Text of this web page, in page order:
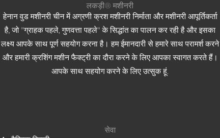
लकड़ी® मशीनरी
हेनान वुड मशीनरी चीन में अग्रणी क्रश मशीनरी निर्माता और मशीनरी आपूर्तिकर्ता
है, जो "ग्राहक पहले, गुणवत्ता पहले" के सिद्धांत का पालन कर रही है और इसका
लक्ष्य आपके साथ पूर्ण सहयोग करना है। हम ईमानदारी से हमारे साथ परामर्श करने
और हमारी क्रशिंग मशीन फैक्ट्री का दौरा करने के लिए आपका स्वागत करते हैं।
आपके साथ सहयोग करने के लिए उत्सुक हूं.
सेवा